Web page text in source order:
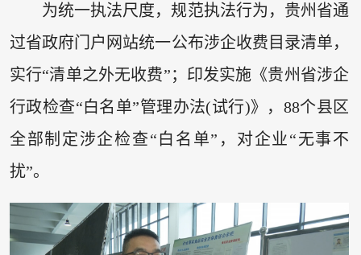
为统一执法尺度，规范执法行为，贵州省通
过省政府门户网站统一公布涉企收费目录清单，
实行“清单之外无收费”；印发实施《贵州省涉企
行政检查“白名单”管理办法(试行)》，88个县区
全部制定涉企检查“白名单”，对企业“无事不
扰”。